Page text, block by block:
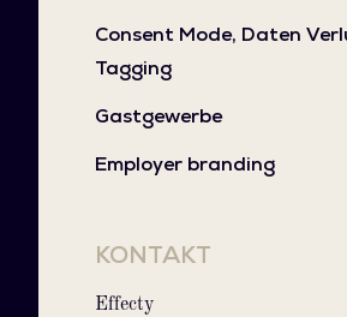
Consent Mode, Daten
Tagging
Gastgewerbe
Employer branding
KONTAKT
Effecty